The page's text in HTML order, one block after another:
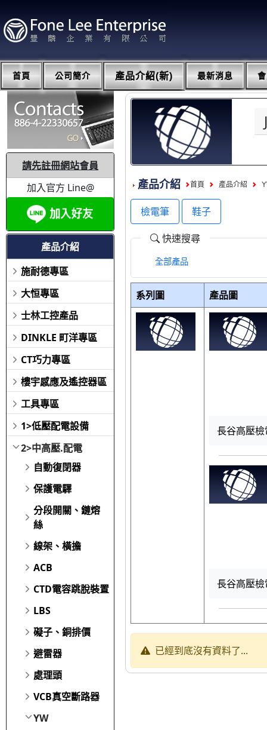
首頁 公司簡介 產品介紹(新) 最新消息
請先註冊網站會員
加入官方 Line@
產品介紹
施耐德專區
大恒專區
士林工控產品
DINKLE 町洋專區
CT巧力專區
樓宇感應及遙控器區
工具專區
1>低壓配電設備
2>中高壓.配電
自動復閉器
保護電驛
分段開關、鏈熔
絲
線架、橫擔
ACB
CTD電容跳脫裝置
LBS
礙子、銅排價
避雷器
處理頭
VCB真空斷路器
YW
產品介紹 首頁 產品介紹
檢電筆 鞋子
快速搜尋
全部產品
系列圖 產品圖
長谷高壓檢
長谷高壓檢
已經到底沒有資料了...